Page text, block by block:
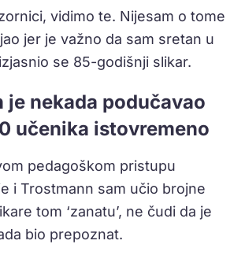
vidimo te. Nijesam o tome
jer je važno da sam sretan u
se 85-godišnji slikar.
je nekada podučavao
učenika istovremeno
pedagoškom pristupu
i Trostmann sam učio brojne
tom ‘zanatu’, ne čudi da je
bio prepoznat.